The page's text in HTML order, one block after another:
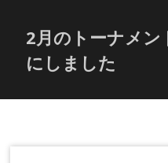
2月のトーナメン
にしました